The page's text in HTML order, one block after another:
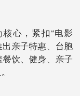
心，紧扣“电影
亲子特惠、台胞
饮、健身、亲子